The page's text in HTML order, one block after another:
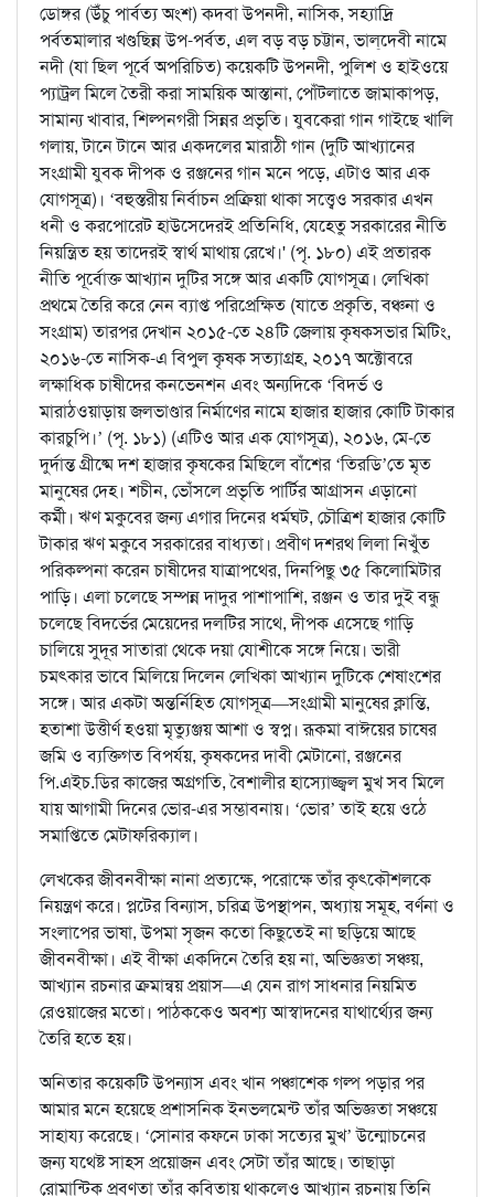
ডোঙ্গর (উঁচু পার্বত্য অংশ) কদবা উপনদী, নাসিক, সহ্যাদ্রি
পর্বতমালার খণ্ডছিন্ন উপ-পর্বত, এল বড় বড় চট্টান, ভাল্‌দেবী নামে
নদী (যা ছিল পূর্বে অপরিচিত) কয়েকটি উপনদী, পুলিশ ও হাইওয়ে
প্যাট্রল মিলে তৈরী করা সাময়িক আস্তানা, পোঁটলাতে জামাকাপড়,
সামান্য খাবার, শিল্পনগরী সিন্নর প্রভৃতি। যুবকেরা গান গাইছে খালি
গলায়, টানে টানে আর একদলের মারাঠী গান (দুটি আখ্যানের
সংগ্রামী যুবক দীপক ও রঞ্জনের গান মনে পড়ে, এটাও আর এক
যোগসূত্র)। ‘বহুস্তরীয় নির্বাচন প্রক্রিয়া থাকা সত্ত্বেও সরকার এখন
ধনী ও করপোরেট হাউসেদেরই প্রতিনিধি, যেহেতু সরকারের নীতি
নিয়ন্ত্রিত হয় তাদেরই স্বার্থ মাথায় রেখে।' (পৃ. ১৮০) এই প্রতারক
নীতি পূর্বোক্ত আখ্যান দুটির সঙ্গে আর একটি যোগসূত্র। লেখিকা
প্রথমে তৈরি করে নেন ব্যাপ্ত পরিপ্রেক্ষিত (যাতে প্রকৃতি, বঞ্চনা ও
সংগ্রাম) তারপর দেখান ২০১৫-তে ২৪টি জেলায় কৃষকসভার মিটিং,
২০১৬-তে নাসিক-এ বিপুল কৃষক সত্যাগ্রহ, ২০১৭ অক্টোবরে
লক্ষাধিক চাষীদের কনভেনশন এবং অন্যদিকে ‘বিদর্ভ ও
মারাঠওয়াড়ায় জলভাণ্ডার নির্মাণের নামে হাজার হাজার কোটি টাকার
কারচুপি।’ (পৃ. ১৮১) (এটিও আর এক যোগসূত্র), ২০১৬, মে-তে
দুর্দান্ত গ্রীষ্মে দশ হাজার কৃষকের মিছিলে বাঁশের ‘তিরডি’তে মৃত
মানুষের দেহ। শচীন, ভোঁসলে প্রভৃতি পার্টির আগ্রাসন এড়ানো
কর্মী। ঋণ মকুবের জন্য এগার দিনের ধর্মঘট, চৌত্রিশ হাজার কোটি
টাকার ঋণ মকুবে সরকারের বাধ্যতা। প্রবীণ দশরথ লিলা নিখুঁত
পরিকল্পনা করেন চাষীদের যাত্রাপথের, দিনপিছু ৩৫ কিলোমিটার
পাড়ি। এলা চলেছে সম্পন্ন দাদুর পাশাপাশি, রঞ্জন ও তার দুই বন্ধু
চলেছে বিদর্ভের মেয়েদের দলটির সাথে, দীপক এসেছে গাড়ি
চালিয়ে সুদূর সাতারা থেকে দয়া যোশীকে সঙ্গে নিয়ে। ভারী
চমৎকার ভাবে মিলিয়ে দিলেন লেখিকা আখ্যান দুটিকে শেষাংশের
সঙ্গে। আর একটা অন্তর্নিহিত যোগসূত্র—সংগ্রামী মানুষের ক্লান্তি,
হতাশা উত্তীর্ণ হওয়া মৃত্যুঞ্জয় আশা ও স্বপ্ন। রূকমা বাঈয়ের চাষের
জমি ও ব্যক্তিগত বিপর্যয়, কৃষকদের দাবী মেটানো, রঞ্জনের
পি.এইচ.ডির কাজের অগ্রগতি, বৈশালীর হাস্যোজ্জ্বল মুখ সব মিলে
যায় আগামী দিনের ভোর-এর সম্ভাবনায়। ‘ভোর’ তাই হয়ে ওঠে
সমাপ্তিতে মেটাফরিক্যাল।
লেখকের জীবনবীক্ষা নানা প্রত্যক্ষে, পরোক্ষে তাঁর কৃৎকৌশলকে
নিয়ন্ত্রণ করে। প্লটের বিন্যাস, চরিত্র উপস্থাপন, অধ্যায় সমূহ, বর্ণনা ও
সংলাপের ভাষা, উপমা সৃজন কতো কিছুতেই না ছড়িয়ে আছে
জীবনবীক্ষা। এই বীক্ষা একদিনে তৈরি হয় না, অভিজ্ঞতা সঞ্চয়,
আখ্যান রচনার ক্রমান্বয় প্রয়াস—এ যেন রাগ সাধনার নিয়মিত
রেওয়াজের মতো। পাঠককেও অবশ্য আস্বাদনের যাথার্থ্যের জন্য
তৈরি হতে হয়।
অনিতার কয়েকটি উপন্যাস এবং খান পঞ্চাশেক গল্প পড়ার পর
আমার মনে হয়েছে প্রশাসনিক ইনভলমেন্ট তাঁর অভিজ্ঞতা সঞ্চয়ে
সাহায্য করেছে। ‘সোনার কফনে ঢাকা সত্যের মুখ’ উন্মোচনের
জন্য যথেষ্ট সাহস প্রয়োজন এবং সেটা তাঁর আছে। তাছাড়া
রোমান্টিক প্রবণতা তাঁর কবিতায় থাকলেও আখ্যান রচনায় তিনি